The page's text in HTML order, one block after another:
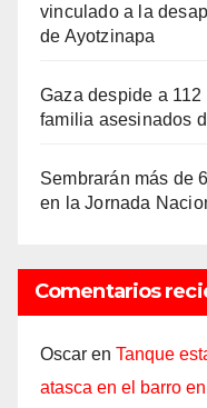
vinculado a la
de Ayotzinapa
Gaza despide a
familia asesinados
Sembrarán más de
en la Jornada
Comentarios
Oscar en Tanque
atasca en el barro